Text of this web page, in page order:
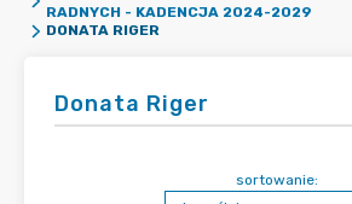
RADNYCH - KADENCJA 2024-2029
DONATA RIGER
Donata Riger
sortowanie: